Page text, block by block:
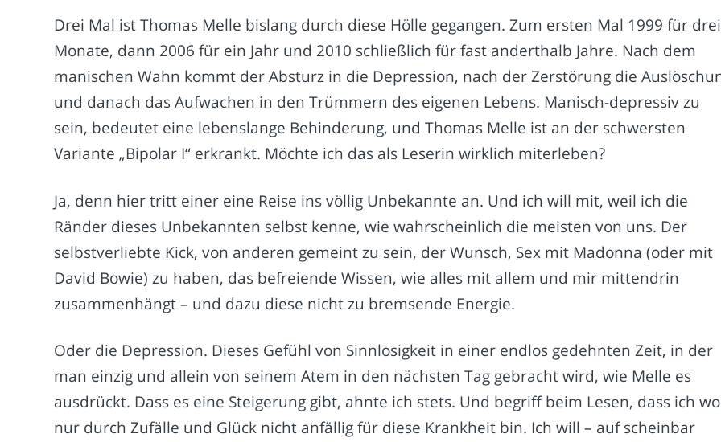
Drei Mal ist Thomas Melle bislang durch diese Hölle gegangen. Zum ersten Mal 1999 für drei
Monate, dann 2006 für ein Jahr und 2010 schließlich für fast anderthalb Jahre. Nach dem
manischen Wahn kommt der Absturz in die Depression, nach der Zerstörung die
und danach das Aufwachen in den Trümmern des eigenen Lebens. Manisch-depressiv zu
sein, bedeutet eine lebenslange Behinderung, und Thomas Melle ist an der schwersten
Variante „Bipolar I“ erkrankt. Möchte ich das als Leserin wirklich miterleben?
Ja, denn hier tritt einer eine Reise ins völlig Unbekannte an. Und ich will mit, weil ich die
Ränder dieses Unbekannten selbst kenne, wie wahrscheinlich die meisten von uns. Der
selbstverliebte Kick, von anderen gemeint zu sein, der Wunsch, Sex mit Madonna (oder mit
David Bowie) zu haben, das befreiende Wissen, wie alles mit allem und mir mittendrin
zusammenhängt – und dazu diese nicht zu bremsende Energie.
Oder die Depression. Dieses Gefühl von Sinnlosigkeit in einer endlos gedehnten Zeit, in der
man einzig und allein von seinem Atem in den nächsten Tag gebracht wird, wie Melle es
ausdrückt. Dass es eine Steigerung gibt, ahnte ich stets. Und begriff beim Lesen, dass ich
nur durch Zufälle und Glück nicht anfällig für diese Krankheit bin. Ich will – auf scheinbar